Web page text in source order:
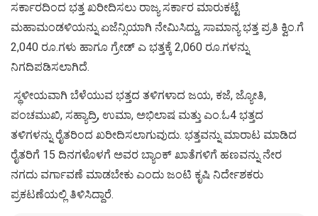
ಸರ್ಕಾರದಿಂದ ಭತ್ತ ಖರೀದಿಸಲು ರಾಜ್ಯ ಸರ್ಕಾರ ಮಾರುಕಟ್ಟೆ
ಮಹಾಮಂಡಳಿಯನ್ನು ಏಜೆನ್ಸಿಯಾಗಿ ನೇಮಿಸಿದ್ದು, ಸಾಮಾನ್ಯ ಭತ್ತ ಪ್ರತಿ ಕ್ವಿಂ.ಗೆ
2,040 ರೂ.ಗಳು ಹಾಗೂ ಗ್ರೇಡ್ ಎ ಭತ್ತಕ್ಕೆ 2,060 ರೂ.ಗಳನ್ನು
ನಿಗದಿಪಡಿಸಲಾಗಿದೆ.
ಸ್ಥಳೀಯವಾಗಿ ಬೆಳೆಯುವ ಭತ್ತದ ತಳಿಗಳಾದ ಜಯ, ಕಜೆ, ಜ್ಯೋತಿ,
ಪಂಚಮುಖಿ, ಸಹ್ಯಾದ್ರಿ, ಉಮಾ, ಅಭಿಲಾಷ ಮತ್ತು ಎಂ.ಓ4 ಭತ್ತದ
ತಳಿಗಳನ್ನು ರೈತರಿಂದ ಖರೀದಿಸಲಾಗುವುದು. ಭತ್ತವನ್ನು ಮಾರಾಟ ಮಾಡಿದ
ರೈತರಿಗೆ 15 ದಿನಗಳೊಳಗೆ ಅವರ ಬ್ಯಾಂಕ್ ಖಾತೆಗಳಿಗೆ ಹಣವನ್ನು ನೇರ
ನಗದು ವರ್ಗಾವಣೆ ಮಾಡಬೇಕು ಎಂದು ಜಂಟಿ ಕೃಷಿ ನಿರ್ದೇಶಕರು
ಪ್ರಕಟಣೆಯಲ್ಲಿ ತಿಳಿಸಿದ್ದಾರೆ.